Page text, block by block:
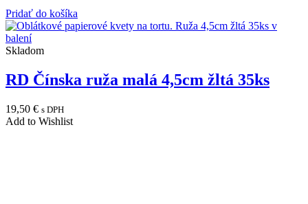
Pridať do košíka
Skladom
RD Čínska ruža malá 4,5cm žltá 35ks
19,50 € s DPH
Add to Wishlist